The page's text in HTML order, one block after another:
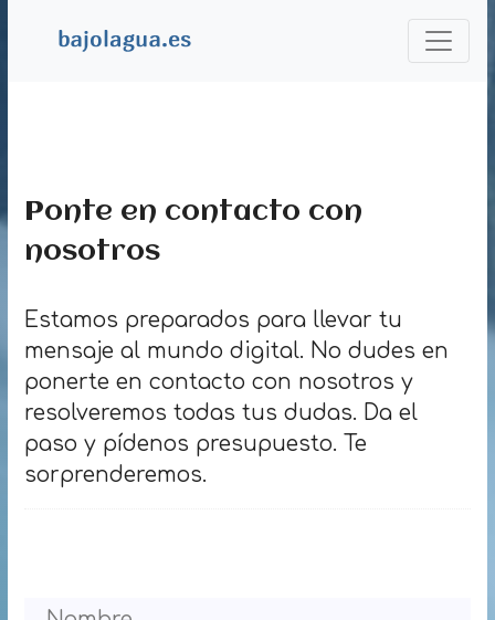
Ponte en contacto con
nosotros
Estamos preparados para llevar tu
mensaje al mundo digital. No dudes en
ponerte en contacto con nosotros y
resolveremos todas tus dudas. Da el
paso y pídenos presupuesto. Te
sorprenderemos.